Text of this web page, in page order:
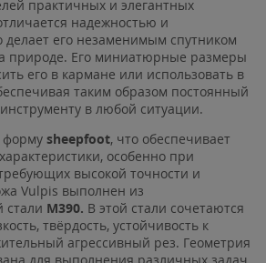
практичных и элегантных
надежностью и
делает его незаменимым спутником
природе. Его миниатюрные размеры
его в кармане или использовать в
таким образом постоянный
в любой ситуации.
форму sheepfoot, что обеспечивает
особенно при
высокой точности и
Vulpis выполнен из
стали M390. В этой стали сочетаются
твёрдость, устойчивость к
агрессивный рез. Геометрия
для выполнения различных задач,